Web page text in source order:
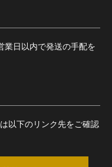
業日以内で発送の手配を
以下のリンク先をご確認